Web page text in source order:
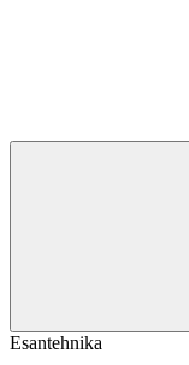
Esantehnika